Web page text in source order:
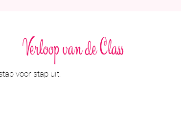
Verloop van de Class
voor stap uit.